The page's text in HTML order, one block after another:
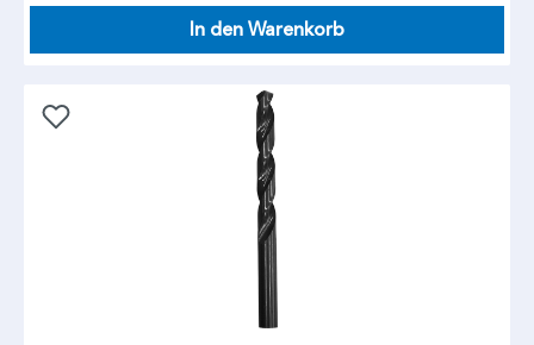
In den Warenkorb